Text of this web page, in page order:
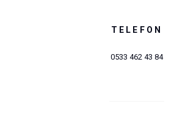
TELEFON
0533 462 43 84